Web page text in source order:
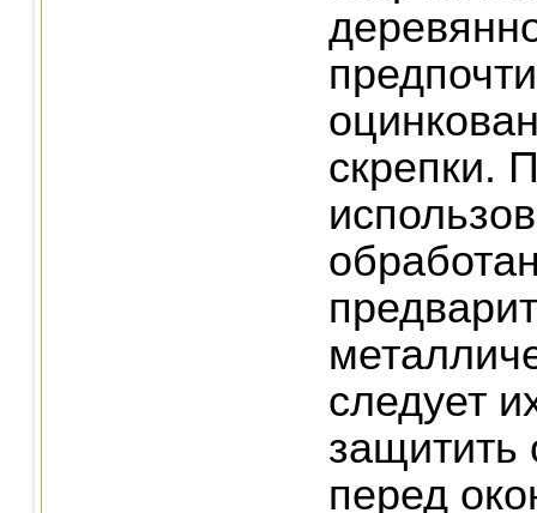
скрепки.
следует
защитить
перед